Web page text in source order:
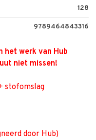
128
9789464843316
het werk van Hub
niet missen!
stofomslag
door Hub)